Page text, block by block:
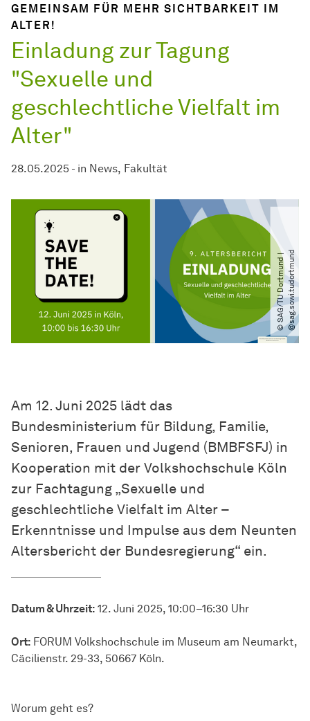
GEMEINSAM FÜR MEHR SICHTBARKEIT IM
ALTER!
Einladung zur Tagung
"Sexuelle und
geschlechtliche Vielfalt im
Alter"
28.05.2025 - in News Fakultät
©
S
A
G​
/​
T
U
D
o
r
t
m
u
n
d
|
@
s
a
g
.
s
o
w
i.
t
u
d
o
r
t
m
u
nd
Am 12. Juni 2025 lädt das
Bundesministerium für Bildung, Familie,
Senioren, Frauen und Jugend (BMBFSFJ) in
Kooperation mit der Volkshochschule Köln
zur Fachtagung „Sexuelle und
geschlechtliche Vielfalt im Alter –
Erkenntnisse und Impulse aus dem Neunten
Altersbericht der Bundesregierung“ ein.
Datum & Uhrzeit: 12. Juni 2025, 10:00–16:30 Uhr
Ort: FORUM Volkshochschule im Museum am Neumarkt,
Cäcilienstr. 29-33, 50667 Köln.
Worum geht es?